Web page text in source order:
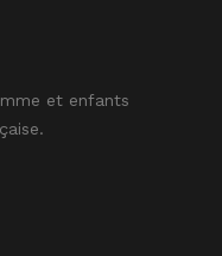
et enfants